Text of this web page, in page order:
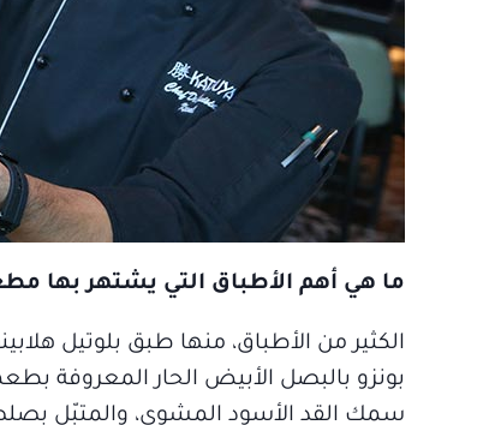
ما هي أهم الأطباق التي يشتهر بها
الكثير من الأطباق، منها طبق بلوتيل
بونزو بالبصل الأبيض الحار المعروفة
سمك القد الأسود المشوي، والمتبّل